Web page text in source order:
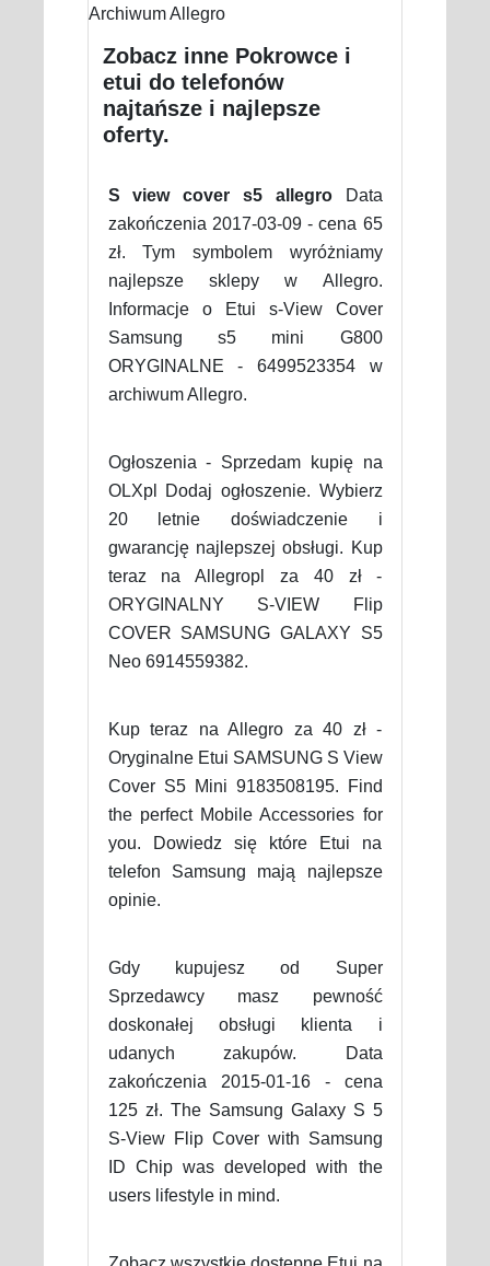
Zobacz inne Pokrowce i
etui do telefonów
najtańsze i najlepsze
oferty.
S view cover s5 allegroData
zakończenia 2017-03-09 - cena 65
zł. Tym symbolem wyróżniamy
najlepsze sklepy w Allegro.
Informacje o Etui s-View Cover
Samsung s5 mini G800
ORYGINALNE - 6499523354 w
archiwum Allegro.
Ogłoszenia - Sprzedam kupię na
OLXpl Dodaj ogłoszenie. Wybierz
20 letnie doświadczenie i
gwarancję najlepszej obsługi. Kup
teraz na Allegropl za 40 zł -
ORYGINALNY S-VIEW Flip
COVER SAMSUNG GALAXY S5
Neo 6914559382.
Kup teraz na Allegro za 40 zł -
Oryginalne Etui SAMSUNG S View
Cover S5 Mini 9183508195. Find
the perfect Mobile Accessories for
you. Dowiedz się które Etui na
telefon Samsung mają najlepsze
opinie.
Gdy kupujesz od Super
Sprzedawcy masz pewność
doskonałej obsługi klienta i
udanych zakupów. Data
zakończenia 2015-01-16 - cena
125 zł. The Samsung Galaxy S 5
S-View Flip Cover with Samsung
ID Chip was developed with the
users lifestyle in mind.